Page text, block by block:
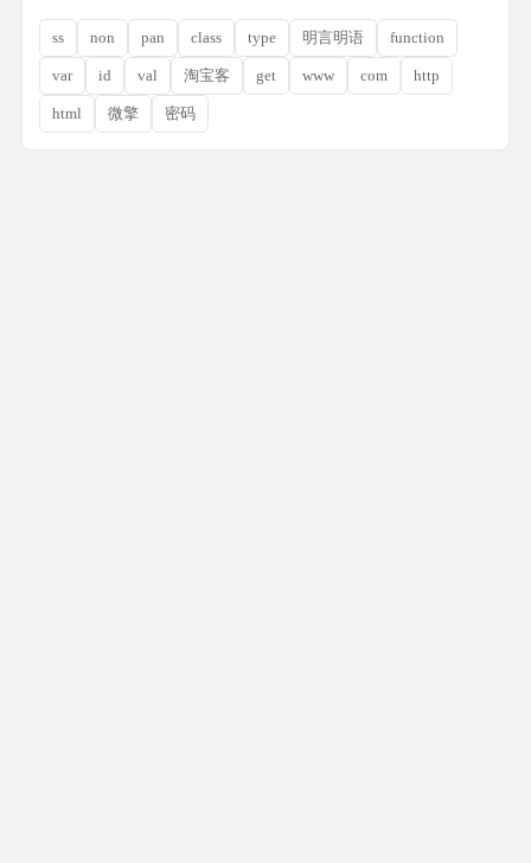
ss non pan class type 明言明语 function
var id val 淘宝客 get www com http
html 微擎 密码